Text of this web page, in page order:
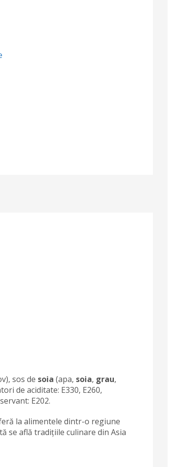
sos de soia (apa, soia, grau,
de aciditate: E330, E260,
E202.
la alimentele dintr-o regiune
se află tradițiile culinare din Asia